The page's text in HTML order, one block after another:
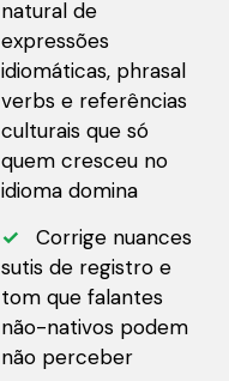
natural de
expressões
idiomáticas, phrasal
verbs e referências
culturais que só
quem cresceu no
idioma domina
✓
Corrige nuances
sutis de registro e
tom que falantes
não-nativos podem
não perceber